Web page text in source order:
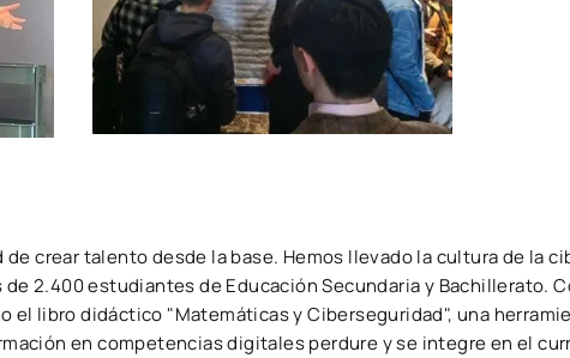
crear talento desde la base. Hemos llevado la cultura de la
2.400 estudiantes de Educación Secundaria y Bachillerato.
libro didáctico "Matemáticas y Ciberseguridad", una
en competencias digitales perdure y se integre en el